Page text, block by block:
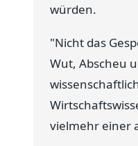
würden.
"Nicht das
Wut, Abscheu
vielmehr einer